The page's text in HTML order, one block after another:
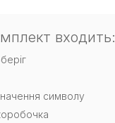
входить:
символу